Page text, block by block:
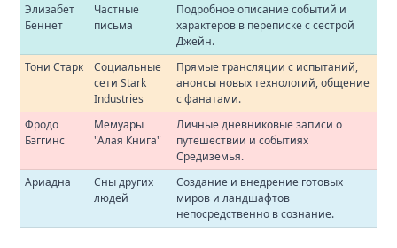
Элизабет
Беннет
Частные
письма
Подробное описание событий и
характеров в переписке с сестрой
Джейн.
Тони Старк
Социальные
сети Stark
Industries
Прямые трансляции с испытаний,
анонсы новых технологий, общение
с фанатами.
Фродо
Бэггинс
Мемуары
"Алая Книга"
Личные дневниковые записи о
путешествии и событиях
Средиземья.
Ариадна
Сны других
людей
Создание и внедрение готовых
миров и ландшафтов
непосредственно в сознание.